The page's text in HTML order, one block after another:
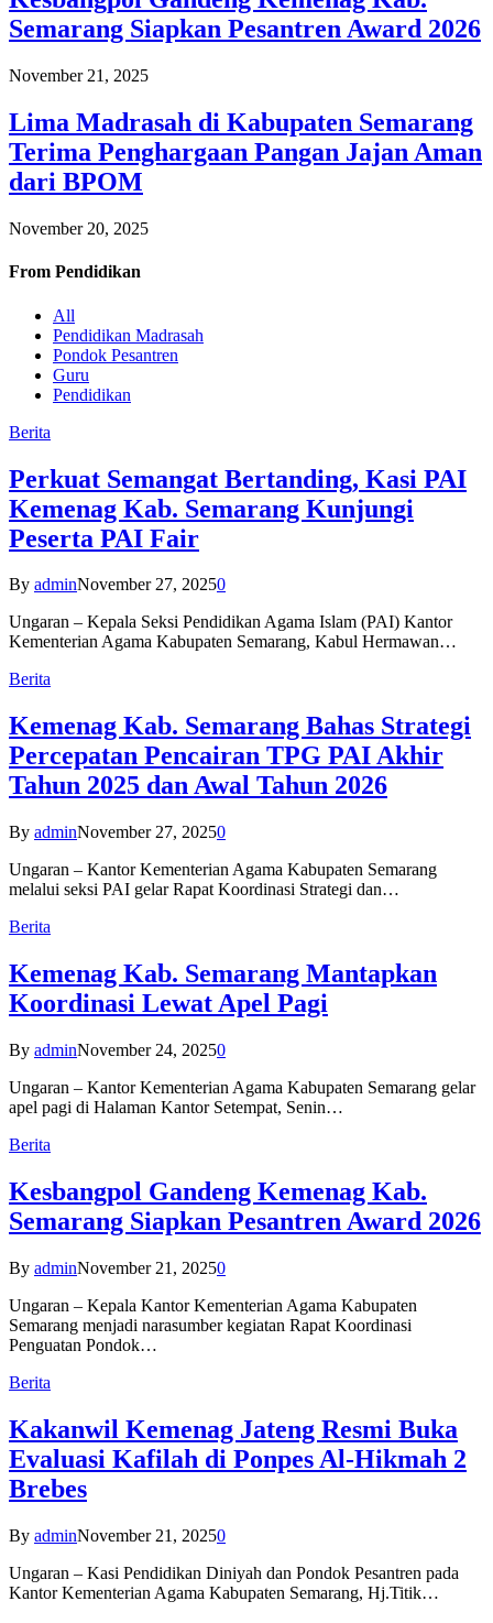
Semarang Siapkan Pesantren Award 2026
November 21, 2025
Lima Madrasah di Kabupaten Semarang
Terima Penghargaan Pangan Jajan Aman
dari BPOM
November 20, 2025
From Pendidikan
All
Pendidikan Madrasah
Pondok Pesantren
Guru
Pendidikan
Berita
Perkuat Semangat Bertanding, Kasi PAI
Kemenag Kab. Semarang Kunjungi
Peserta PAI Fair
By adminNovember 27, 20250
Ungaran – Kepala Seksi Pendidikan Agama Islam (PAI) Kantor
Kementerian Agama Kabupaten Semarang, Kabul Hermawan…
Berita
Kemenag Kab. Semarang Bahas Strategi
Percepatan Pencairan TPG PAI Akhir
Tahun 2025 dan Awal Tahun 2026
By adminNovember 27, 20250
Ungaran – Kantor Kementerian Agama Kabupaten Semarang
melalui seksi PAI gelar Rapat Koordinasi Strategi dan…
Berita
Kemenag Kab. Semarang Mantapkan
Koordinasi Lewat Apel Pagi
By adminNovember 24, 20250
Ungaran – Kantor Kementerian Agama Kabupaten Semarang gelar
apel pagi di Halaman Kantor Setempat, Senin…
Berita
Kesbangpol Gandeng Kemenag Kab.
Semarang Siapkan Pesantren Award 2026
By adminNovember 21, 20250
Ungaran – Kepala Kantor Kementerian Agama Kabupaten
Semarang menjadi narasumber kegiatan Rapat Koordinasi
Penguatan Pondok…
Berita
Kakanwil Kemenag Jateng Resmi Buka
Evaluasi Kafilah di Ponpes Al-Hikmah 2
Brebes
By adminNovember 21, 20250
Ungaran – Kasi Pendidikan Diniyah dan Pondok Pesantren pada
Kantor Kementerian Agama Kabupaten Semarang, Hj.Titik…